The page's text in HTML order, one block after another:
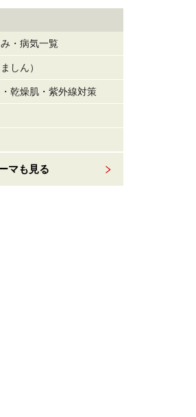
・病気一覧
しん）
乾燥肌・紫外線対策
マも見る